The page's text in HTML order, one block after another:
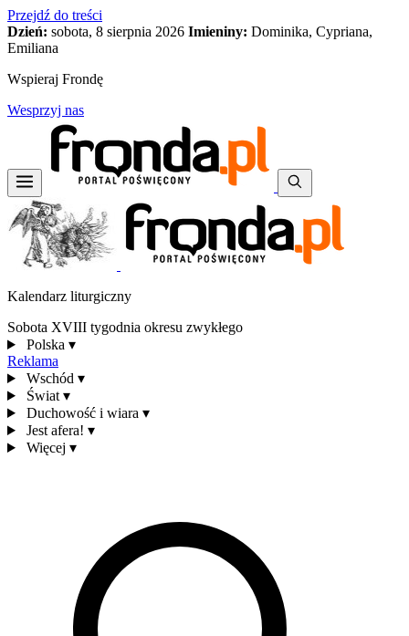
Przejdź do treści
Dzień: sobota, 8 sierpnia 2026 Imieniny: Dominika, Cypriana,
Emiliana
Wspieraj Frondę
Wesprzyj nas
Kalendarz liturgiczny
Sobota XVIII tygodnia okresu zwykłego
Polska ▾
Reklama
Wschód ▾
Świat ▾
Duchowość i wiara ▾
Jest afera! ▾
Więcej ▾